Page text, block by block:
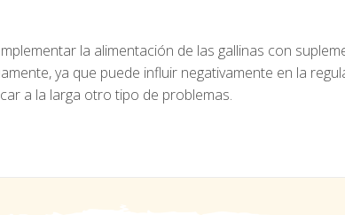
la alimentación de las gallinas con
ya que puede influir negativamente en la
a la larga otro tipo de problemas.